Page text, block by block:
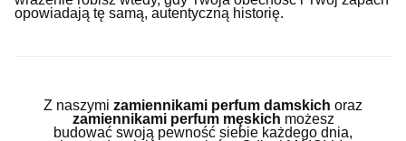
opowiadają tę samą, autentyczną historię.
Z naszymi zamiennikami perfum damskich oraz
zamiennikami perfum męskich możesz
budować swoją pewność siebie każdego dnia,